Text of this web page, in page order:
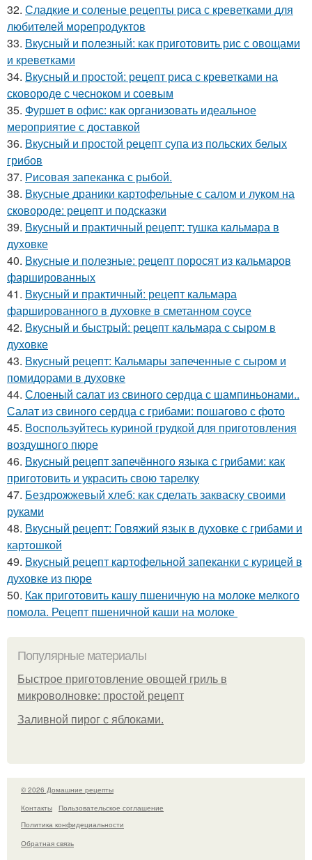
32. Сладкие и соленые рецепты риса с креветками для
любителей морепродуктов
33. Вкусный и полезный: как приготовить рис с овощами
и креветками
34. Вкусный и простой: рецепт риса с креветками на
сковороде с чесноком и соевым
35. Фуршет в офис: как организовать идеальное
мероприятие с доставкой
36. Вкусный и простой рецепт супа из польских белых
грибов
37. Рисовая запеканка с рыбой.
38. Вкусные драники картофельные с салом и луком на
сковороде: рецепт и подсказки
39. Вкусный и практичный рецепт: тушка кальмара в
духовке
40. Вкусные и полезные: рецепт поросят из кальмаров
фаршированных
41. Вкусный и практичный: рецепт кальмара
фаршированного в духовке в сметанном соусе
42. Вкусный и быстрый: рецепт кальмара с сыром в
духовке
43. Вкусный рецепт: Кальмары запеченные с сыром и
помидорами в духовке
44. Слоеный салат из свиного сердца с шампиньонами..
Салат из свиного сердца с грибами: пошагово с фото
45. Воспользуйтесь куриной грудкой для приготовления
воздушного пюре
46. Вкусный рецепт запечённого языка с грибами: как
приготовить и украсить свою тарелку
47. Бездрожжевый хлеб: как сделать закваску своими
руками
48. Вкусный рецепт: Говяжий язык в духовке с грибами и
картошкой
49. Вкусный рецепт картофельной запеканки с курицей в
духовке из пюре
50. Как приготовить кашу пшеничную на молоке мелкого
помола. Рецепт пшеничной каши на молоке
Популярные материалы
Быстрое приготовление овощей гриль в
микроволновке: простой рецепт
Заливной пирог с яблоками.
© 2026 Домашние рецепты
Контакты
Пользовательское соглашение
Политика конфидециальности
Обратная связь